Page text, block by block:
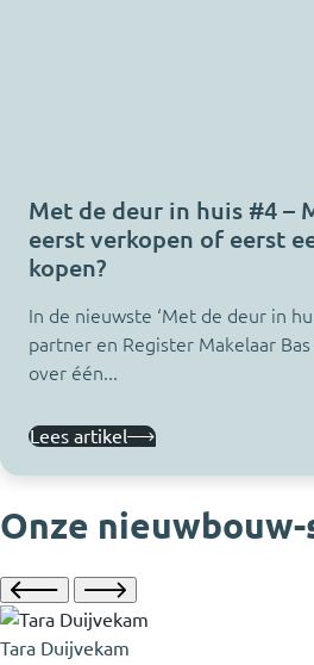
Met de deur in huis #4 –
eerst verkopen of eerst
kopen?
In de nieuwste ‘Met de deur in
partner en Register Makelaar
over één...
Lees artikel
Onze
Tara Duijvekam